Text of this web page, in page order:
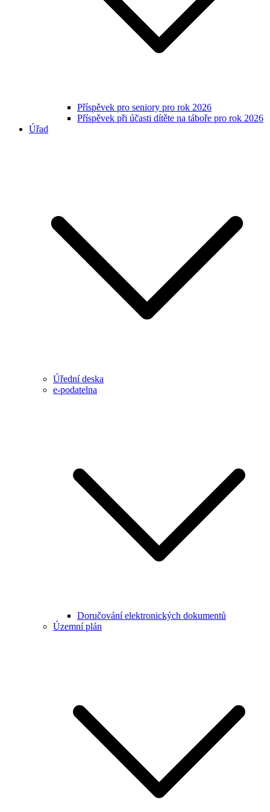
Příspěvek pro seniory pro rok 2026
Příspěvek při účasti dítěte na táboře pro rok 2026
Úřad
Úřední deska
e-podatelna
Doručování elektronických dokumentů
Územní plán